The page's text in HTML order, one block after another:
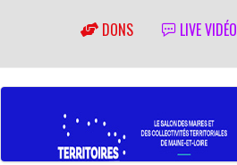
DONS LIVE VIDÉO